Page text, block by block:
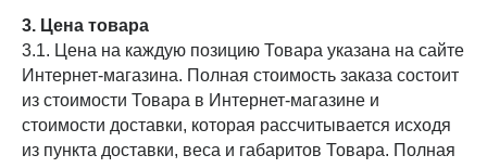
3. Цена товара
3.1. Цена на каждую позицию Товара указана на сайте
Интернет-магазина. Полная стоимость заказа состоит
из стоимости Товара в Интернет-магазине и
стоимости доставки, которая рассчитывается исходя
из пункта доставки, веса и габаритов Товара. Полная